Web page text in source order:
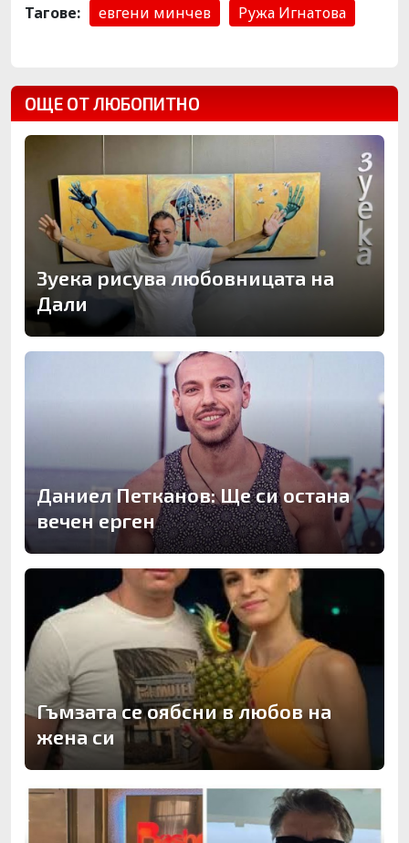
Тагове: евгени минчев Ружа Игнатова
ОЩЕ ОТ ЛЮБОПИТНО
Зуека рисува любовницата на
Дали
Даниел Петканов: Ще си остана
вечен ерген
Гъмзата се оябсни в любов на
жена си